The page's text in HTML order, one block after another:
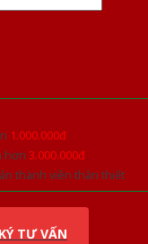
1.000.000đ
hơn 3.000.000đ
thành viên thân thiết
TƯ VẤN